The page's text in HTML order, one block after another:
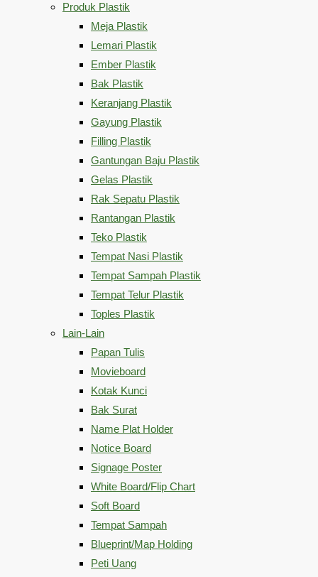
Produk Plastik
Meja Plastik
Lemari Plastik
Ember Plastik
Bak Plastik
Keranjang Plastik
Gayung Plastik
Filling Plastik
Gantungan Baju Plastik
Gelas Plastik
Rak Sepatu Plastik
Rantangan Plastik
Teko Plastik
Tempat Nasi Plastik
Tempat Sampah Plastik
Tempat Telur Plastik
Toples Plastik
Lain-Lain
Papan Tulis
Movieboard
Kotak Kunci
Bak Surat
Name Plat Holder
Notice Board
Signage Poster
White Board/Flip Chart
Soft Board
Tempat Sampah
Blueprint/Map Holding
Peti Uang